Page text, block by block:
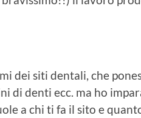
dei siti dentali, che
di denti ecc. ma ho
a chi ti fa il sito e